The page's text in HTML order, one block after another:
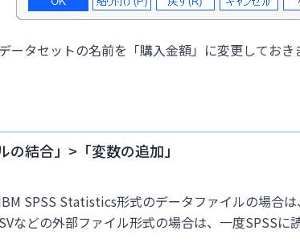
ータセットの名前を「購入金額」に変更しておき
の結合」>「変数の追加」
SPSS Statistics形式のデータファイルの場合
などの外部ファイル形式の場合は、一度SPSS